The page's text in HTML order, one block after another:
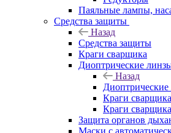
Паяльные лампы,
Средства защиты
Назад
Средства защиты
Краги сварщика
Диоптрические
Назад
Краги сварщика
Краги сварщика
Защита органов
Маски с